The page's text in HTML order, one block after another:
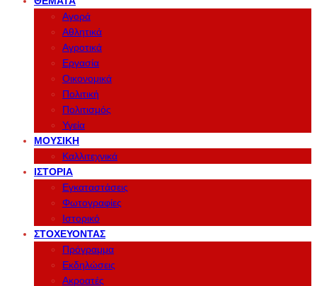
Αγορά
Αθλητικά
Αγροτικά
Εργασία
Οικονομικά
Πολιτική
Πολιτισμός
Υγεία
ΜΟΥΣΙΚΉ
Καλλιτεχνικά
ΙΣΤΟΡΊΑ
Εγκαταστάσεις
Φωτογραφίες
Ιστορικό
ΣΤΟΧΕΎΟΝΤΑΣ
Πρόγραμμα
Εκδηλώσεις
Ακροατές